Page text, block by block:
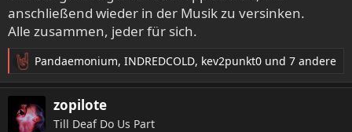
vereinzelt würden Leute überzeugt werden, aber die breite
Masse würde den Slot für eine Pause nutzen.
anschließend wieder in der Musik zu versinken.
Alle zusammen, jeder für sich.
R
e
a
k
Pandaemonium, INDREDCOLD, kev2punkt0 und 7 andere
zopilote
Till Deaf Do Us Part